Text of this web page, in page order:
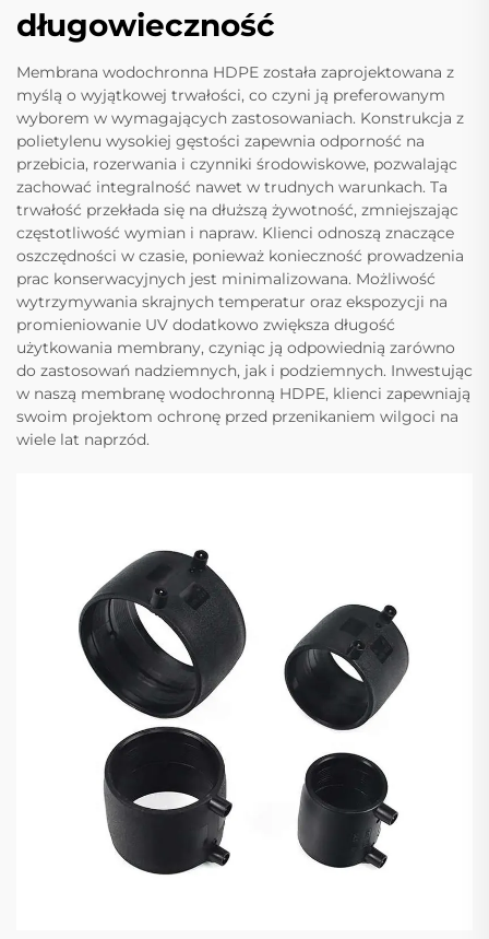
długowieczność
Membrana wodochronna HDPE została zaprojektowana z
myślą o wyjątkowej trwałości, co czyni ją preferowanym
wyborem w wymagających zastosowaniach. Konstrukcja z
polietylenu wysokiej gęstości zapewnia odporność na
przebicia, rozerwania i czynniki środowiskowe, pozwalając
zachować integralność nawet w trudnych warunkach. Ta
trwałość przekłada się na dłuższą żywotność, zmniejszając
częstotliwość wymian i napraw. Klienci odnoszą znaczące
oszczędności w czasie, ponieważ konieczność prowadzenia
prac konserwacyjnych jest minimalizowana. Możliwość
wytrzymywania skrajnych temperatur oraz ekspozycji na
promieniowanie UV dodatkowo zwiększa długość
użytkowania membrany, czyniąc ją odpowiednią zarówno
do zastosowań nadziemnych, jak i podziemnych. Inwestując
w naszą membranę wodochronną HDPE, klienci zapewniają
swoim projektom ochronę przed przenikaniem wilgoci na
wiele lat naprzód.